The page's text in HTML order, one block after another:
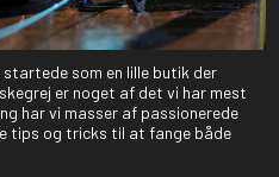
som en lille butik der
er noget af det vi har mest
har vi masser af passionerede
tips og tricks til at fange både